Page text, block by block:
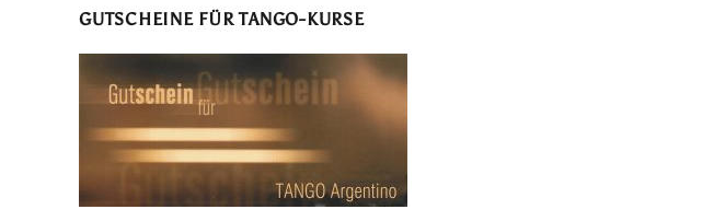
GUTSCHEINE FÜR TANGO-KURSE